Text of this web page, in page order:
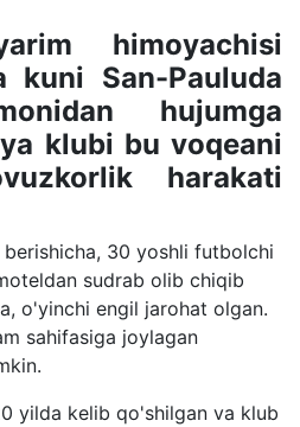
himoyachisi
kuni San-Pauluda
hujumga
klubi bu voqeani
harakati
berishicha, 30 yoshli futbolchi
sudrab olib chiqib
o'yinchi engil jarohat olgan.
sahifasiga joylagan
yilda kelib qo'shilgan va klub